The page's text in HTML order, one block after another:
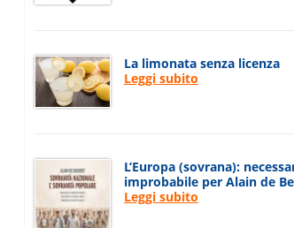
La limonata senza licenza
Leggi subito
L’Europa (sovrana):
improbabile per Alain de
Leggi subito